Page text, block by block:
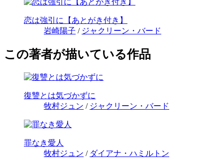
恋は強引に【あとがき付き】
岩崎陽子 / ジャクリーン・バード
この著者が描いている作品
復讐とは気づかずに
牧村ジュン / ジャクリーン・バード
罪なき愛人
牧村ジュン / ダイアナ・ハミルトン